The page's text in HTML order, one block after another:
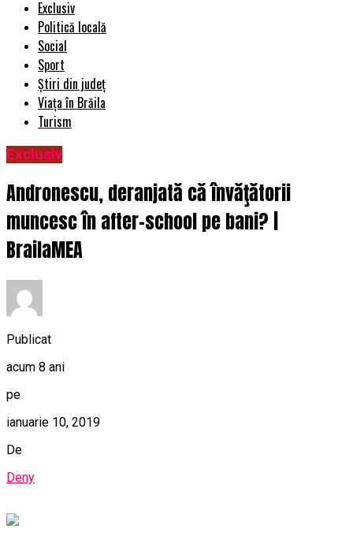
Exclusiv
Politică locală
Social
Sport
Știri din județ
Viața în Brăila
Turism
Exclusiv
Andronescu, deranjată că învăţătorii
muncesc în after-school pe bani? |
BrailaMEA
Publicat
acum 8 ani
pe
ianuarie 10, 2019
De
Deny